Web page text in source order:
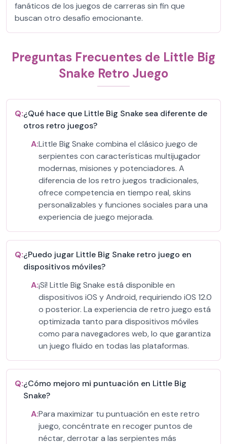
fanáticos de los juegos de carreras sin fin que
buscan otro desafío emocionante.
Preguntas Frecuentes de Little Big
Snake Retro Juego
Q:¿Qué hace que Little Big Snake sea diferente de
otros retro juegos?
A:Little Big Snake combina el clásico juego de
serpientes con características multijugador
modernas, misiones y potenciadores. A
diferencia de los retro juegos tradicionales,
ofrece competencia en tiempo real, skins
personalizables y funciones sociales para una
experiencia de juego mejorada.
Q:¿Puedo jugar Little Big Snake retro juego en
dispositivos móviles?
A:¡Sí! Little Big Snake está disponible en
dispositivos iOS y Android, requiriendo iOS 12.0
o posterior. La experiencia de retro juego está
optimizada tanto para dispositivos móviles
como para navegadores web, lo que garantiza
un juego fluido en todas las plataformas.
Q:¿Cómo mejoro mi puntuación en Little Big
Snake?
A:Para maximizar tu puntuación en este retro
juego, concéntrate en recoger puntos de
néctar, derrotar a las serpientes más